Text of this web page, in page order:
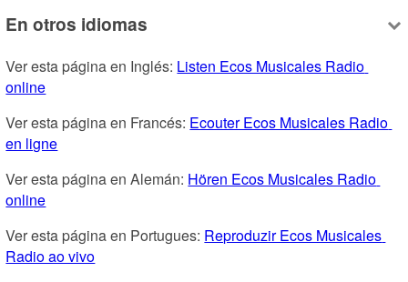
En otros idiomas
Ver esta página en Inglés: Listen Ecos Musicales Radio
online
Ver esta página en Francés: Ecouter Ecos Musicales Radio
en ligne
Ver esta página en Alemán: Hören Ecos Musicales Radio
online
Ver esta página en Portugues: Reproduzir Ecos Musicales
Radio ao vivo